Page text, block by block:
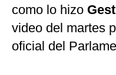
como lo hizo
video del martes
oficial del